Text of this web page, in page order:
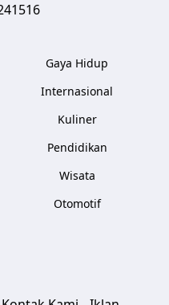
Gaya Hidup
Internasional
Kuliner
Pendidikan
Wisata
Otomotif